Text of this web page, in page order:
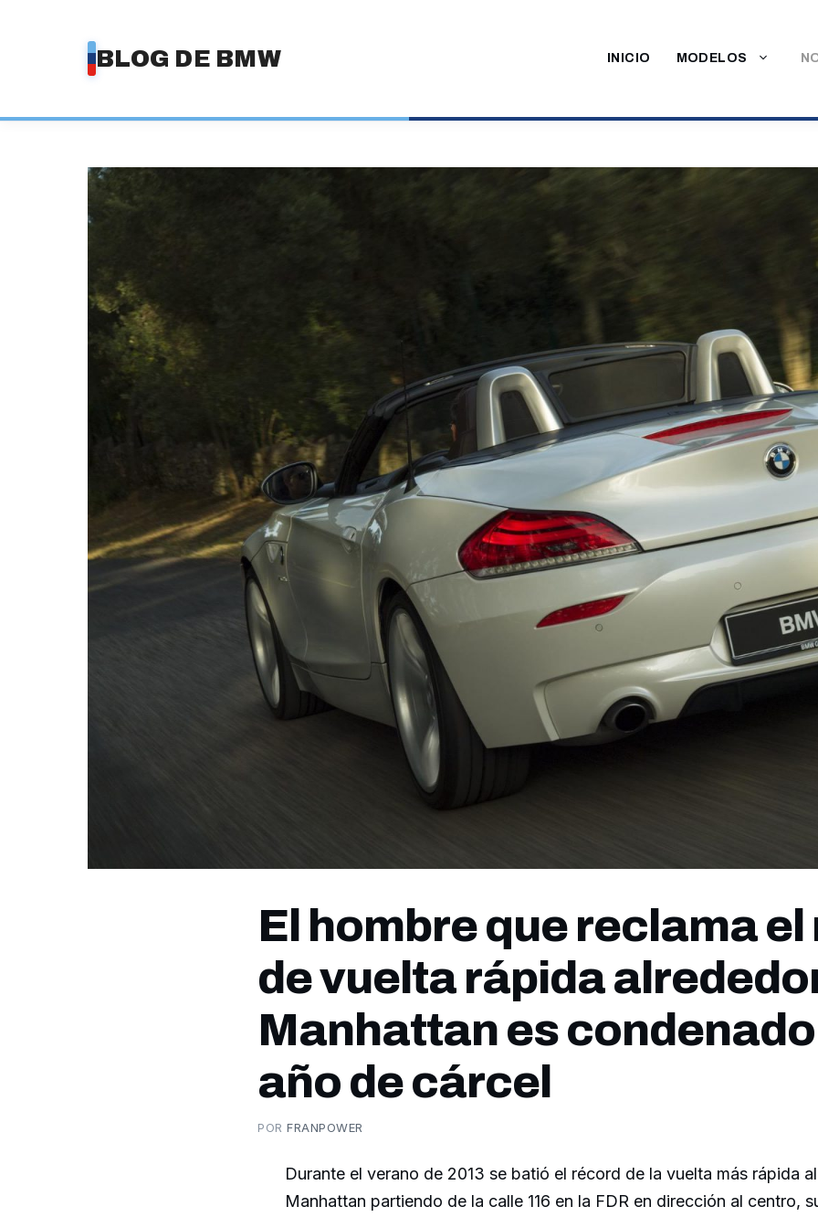
BLOG DE BMW INICIO MODELOS
El hombre que reclama
de vuelta rápida
Manhattan es condenado
año de cárcel
PORFRANPOWER
Durante el verano de 2013 se batió el récord de la vuelta más rápida
Manhattan partiendo de la calle 116 en la FDR en dirección al centro,